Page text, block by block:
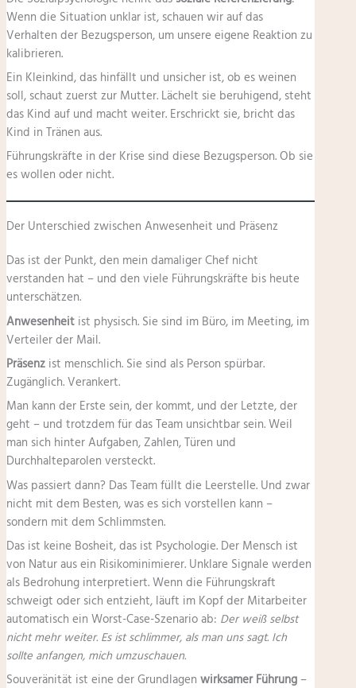
Wenn die Situation unklar ist, schauen wir auf das
Verhalten der Bezugsperson, um unsere eigene Reaktion zu
kalibrieren.
Ein Kleinkind, das hinfällt und unsicher ist, ob es weinen
soll, schaut zuerst zur Mutter. Lächelt sie beruhigend, steht
das Kind auf und macht weiter. Erschrickt sie, bricht das
Kind in Tränen aus.
Führungskräfte in der Krise sind diese Bezugsperson. Ob sie
es wollen oder nicht.
Der Unterschied zwischen Anwesenheit und Präsenz
Das ist der Punkt, den mein damaliger Chef nicht
verstanden hat – und den viele Führungskräfte bis heute
unterschätzen.
Anwesenheitist physisch. Sie sind im Büro, im Meeting, im
Verteiler der Mail.
Präsenzist menschlich. Sie sind als Person spürbar.
Zugänglich. Verankert.
Man kann der Erste sein, der kommt, und der Letzte, der
geht – und trotzdem für das Team unsichtbar sein. Weil
man sich hinter Aufgaben, Zahlen, Türen und
Durchhalteparolen versteckt.
Was passiert dann? Das Team füllt die Leerstelle. Und zwar
nicht mit dem Besten, was es sich vorstellen kann –
sondern mit dem Schlimmsten.
Das ist keine Bosheit, das ist Psychologie. Der Mensch ist
von Natur aus ein Risikominimierer. Unklare Signale werden
als Bedrohung interpretiert. Wenn die Führungskraft
schweigt oder sich entzieht, läuft im Kopf der Mitarbeiter
automatisch ein Worst-Case-Szenario ab: Der weiß selbst
nicht mehr weiter. Es ist schlimmer, als man uns sagt. Ich
sollte anfangen, mich umzuschauen.
Souveränität ist eine der Grundlagen wirksamer Führung–